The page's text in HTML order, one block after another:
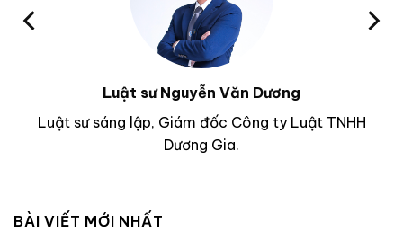
Luật sư Nguyễn Văn Dương
Luật sư sáng lập, Giám đốc Công ty Luật TNHH
Dương Gia.
BÀI VIẾT MỚI NHẤT